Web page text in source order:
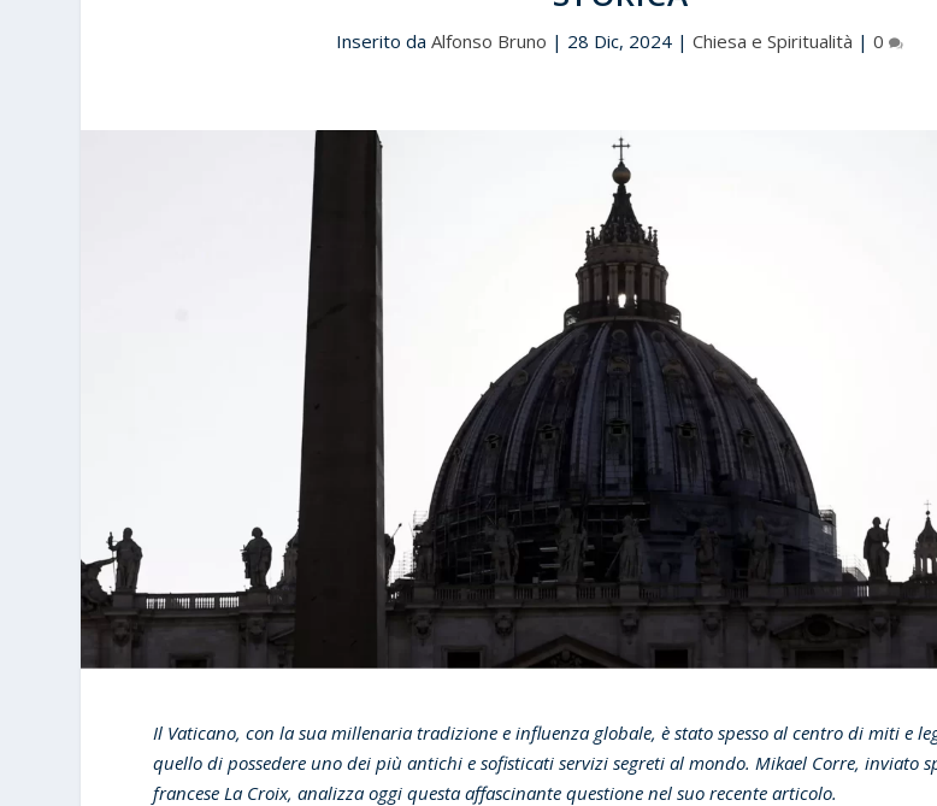
Inserito daAlfonso Bruno | 28 Dic, 2024 |Chiesa e Spiritualità |0
Il Vaticano, con la sua millenaria tradizione e influenza globale, è stato spesso al centro di miti e
quello di possedere uno dei più antichi e sofisticati servizi segreti al mondo. Mikael Corre, inviato
francese La Croix, analizza oggi questa affascinante questione nel suo recente articolo.